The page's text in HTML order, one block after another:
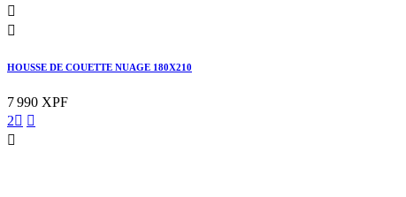


HOUSSE DE COUETTE NUAGE 180X210
7 990 XPF
2 
